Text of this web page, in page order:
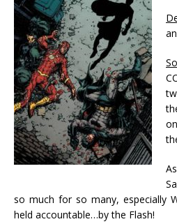
so much for so many, especially
held accountable…by the Flash!